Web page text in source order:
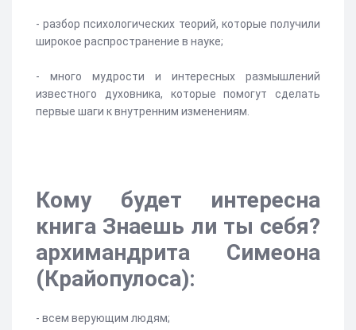
- разбор психологических теорий, которые получили
широкое распространение в науке;
- много мудрости и интересных размышлений
известного духовника, которые помогут сделать
первые шаги к внутренним изменениям.
Кому будет интересна
книга Знаешь ли ты себя?
архимандрита Симеона
(Крайопулоса):
- всем верующим людям;